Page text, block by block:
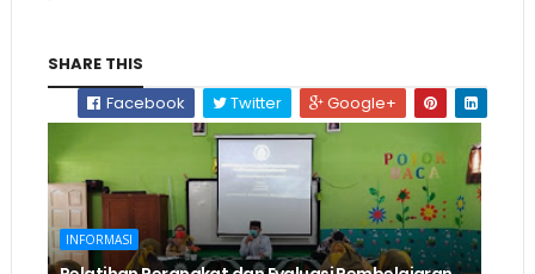
SHARE THIS
Facebook
Twitter Google+
INFORMASI